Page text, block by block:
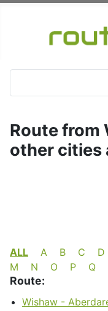
Route from
other cities
ALL A B C D
M
N O P Q
Route:
Wishaw -